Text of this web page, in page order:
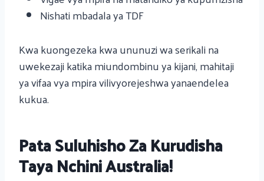
Nishati mbadala ya TDF
Kwa kuongezeka kwa ununuzi wa serikali na
uwekezaji katika miundombinu ya kijani, mahitaji
ya vifaa vya mpira vilivyorejeshwa yanaendelea
kukua.
Pata Suluhisho Za Kurudisha
Taya Nchini Australia!